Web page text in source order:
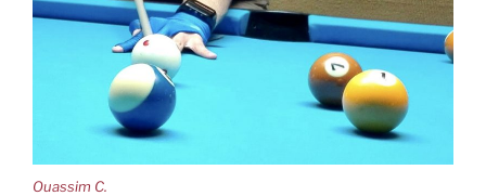
Ouassim C.